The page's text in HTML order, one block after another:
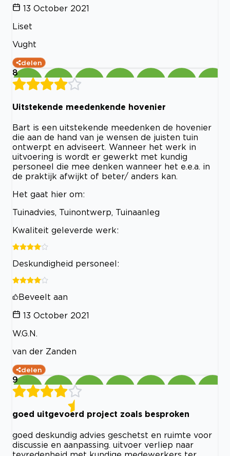
13 October 2021
Liset
Vught
delen
8
Uitstekende meedenkende hovenier
Bart is een uitstekende meedenken de hovenier
die aan de hand van je wensen de juisten tuin
ontwerpt en adviseert. Wanneer het werk in
uitvoering is wordt er gewerkt met kundig
personeel die mee denken wanneer het e.e.a. in
de praktijk afwijkt of beter/ anders kan.
Het gaat hier om:
Tuinadvies, Tuinontwerp, Tuinaanleg
Kwaliteit geleverde werk:
Deskundigheid personeel:
Beveelt aan
13 October 2021
W.G.N.
van der Zanden
delen
9
goed uitgevoerd project zoals besproken
goed deskundig advies geschetst en ruimte voor
discussie en aanpassing. uitvoer verliep naar